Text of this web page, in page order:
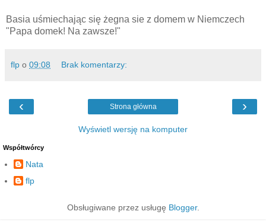
Basia uśmiechając się żegna sie z domem w Niemczech
"Papa domek! Na zawsze!"
flp o 09:08 Brak komentarzy:
‹ ›
Strona główna
Wyświetl wersję na komputer
Współtwórcy
Nata
flp
Obsługiwane przez usługę Blogger.